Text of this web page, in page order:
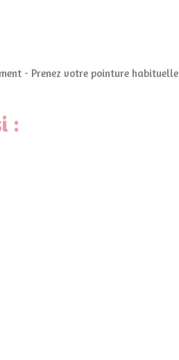
- Prenez votre pointure habituelle
: